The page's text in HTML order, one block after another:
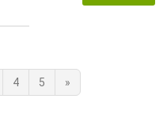
4 5 »